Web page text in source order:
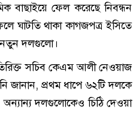
বাছাইয়ে ফেল করেছে নিবন্ধন
ঘাটতি থাকা কাগজপত্র ইসিতে
নতুন দলগুলো।
সচিব কেএম আলী নেওয়াজ
জানান, প্রথম ধাপে ৬২টি দলকে
অন্যান্য দলগুলোকেও চিঠি দেওয়া